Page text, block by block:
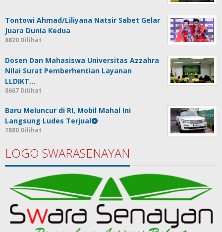
Tontowi Ahmad/Liliyana Natsir Sabet Gelar
Juara Dunia Kedua
8820 Dilihat
Dosen Dan Mahasiswa Universitas Azzahra
Nilai Surat Pemberhentian Layanan
LLDIKT…
8667 Dilihat
Baru Meluncur di RI, Mobil Mahal Ini
Langsung Ludes Terjual
7880 Dilihat
LOGO SWARASENAYAN